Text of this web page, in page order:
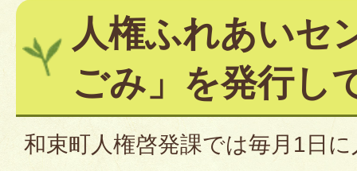
人権ふれあいセ
ごみ」を発行し
和束町人権啓発課では毎月1日